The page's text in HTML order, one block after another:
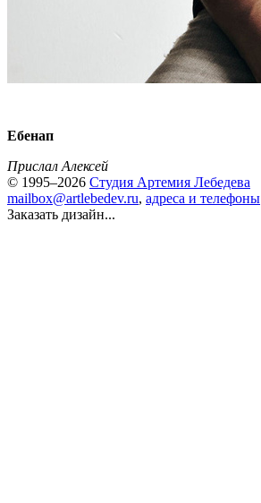
Ебенап
Прислал Алексей
© 1995–2026 Студия Артемия Лебедева
mailbox@artlebedev.ru, адреса и телефоны
Заказать дизайн...